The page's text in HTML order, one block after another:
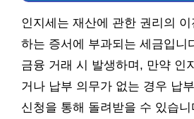
인지세는 재산에 관한 권리의
하는 증서에 부과되는 세금입니
금융 거래 시 발생하며, 만약 인
거나 납부 의무가 없는 경우 납
신청을 통해 돌려받을 수 있습